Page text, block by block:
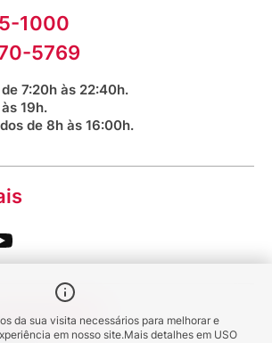
da sua visita necessários para melhorar e
em nosso site.Mais detalhes em USO
2025
1000
5769
7:20h às 22:40h.
19h.
de 8h às 16:00h.